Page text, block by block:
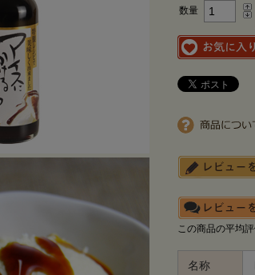
数量
この商品の平均評
名称